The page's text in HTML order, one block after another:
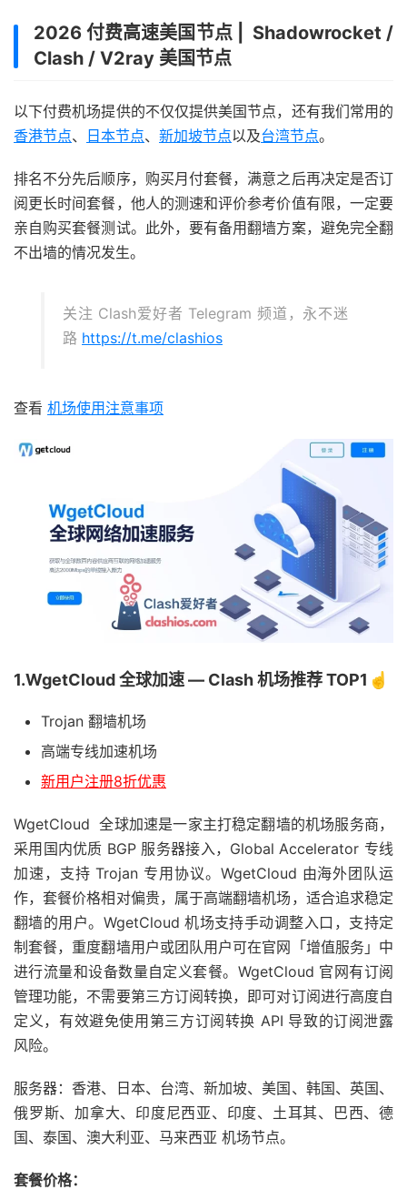
2026 付费高速美国节点 | Shadowrocket /
Clash / V2ray 美国节点
以下付费机场提供的不仅仅提供美国节点，还有我们常用的
香港节点、 日本节点、 新加坡节点以及台湾节点。
排名不分先后顺序，购买月付套餐，满意之后再决定是否订
阅更长时间套餐，他人的测速和评价参考价值有限，一定要
亲自购买套餐测试。此外，要有备用翻墙方案，避免完全翻
不出墙的情况发生。
关注 Clash爱好者 Telegram 频道，永不迷
路 https://t.me/clashios
查看 机场使用注意事项
1.WgetCloud 全球加速 — Clash 机场推荐 TOP1☝️
Trojan 翻墙机场
高端专线加速机场
新用户注册8折优惠
WgetCloud 全球加速是一家主打稳定翻墙的机场服务商，
采用国内优质 BGP 服务器接入，Global Accelerator 专线
加速，支持 Trojan 专用协议。WgetCloud 由海外团队运
作，套餐价格相对偏贵，属于高端翻墙机场，适合追求稳定
翻墙的用户。WgetCloud 机场支持手动调整入口，支持定
制套餐，重度翻墙用户或团队用户可在官网「增值服务」中
进行流量和设备数量自定义套餐。WgetCloud 官网有订阅
管理功能，不需要第三方订阅转换，即可对订阅进行高度自
定义，有效避免使用第三方订阅转换 API 导致的订阅泄露
风险。
服务器：香港、日本、台湾、新加坡、美国、韩国、英国、
俄罗斯、加拿大、印度尼西亚、印度、土耳其、巴西、德
国、泰国、澳大利亚、马来西亚 机场节点。
套餐价格：